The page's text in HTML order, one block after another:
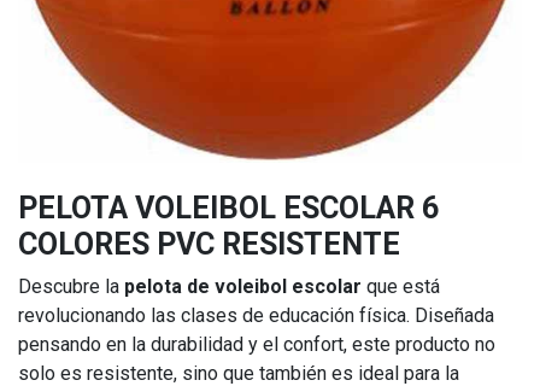
PELOTA VOLEIBOL ESCOLAR 6
COLORES PVC RESISTENTE
Descubre la pelota de voleibol escolar que está
revolucionando las clases de educación física. Diseñada
pensando en la durabilidad y el confort, este producto no
solo es resistente, sino que también es ideal para la